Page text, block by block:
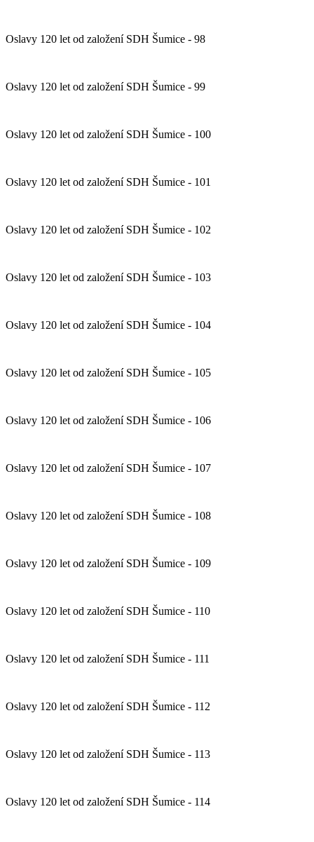
Oslavy 120 let od založení SDH Šumice - 98
Oslavy 120 let od založení SDH Šumice - 99
Oslavy 120 let od založení SDH Šumice - 100
Oslavy 120 let od založení SDH Šumice - 101
Oslavy 120 let od založení SDH Šumice - 102
Oslavy 120 let od založení SDH Šumice - 103
Oslavy 120 let od založení SDH Šumice - 104
Oslavy 120 let od založení SDH Šumice - 105
Oslavy 120 let od založení SDH Šumice - 106
Oslavy 120 let od založení SDH Šumice - 107
Oslavy 120 let od založení SDH Šumice - 108
Oslavy 120 let od založení SDH Šumice - 109
Oslavy 120 let od založení SDH Šumice - 110
Oslavy 120 let od založení SDH Šumice - 111
Oslavy 120 let od založení SDH Šumice - 112
Oslavy 120 let od založení SDH Šumice - 113
Oslavy 120 let od založení SDH Šumice - 114